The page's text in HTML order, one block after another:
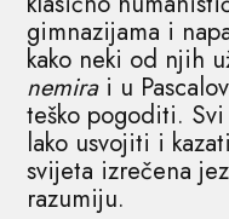
gimnazijama i
kako neki od njih
nemirai u
teško pogoditi.
lako usvojiti i
svijeta izrečena
razumiju.